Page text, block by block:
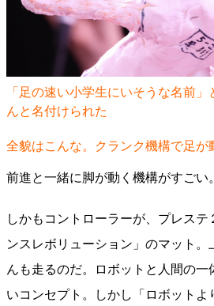
「足の速い小学生にいそうな名前」
んと名付けられた
全貌はこんな。クランク機構で足が
前進と一緒に脚が動く機構がすごい。
しかもコントローラーが、プレス
ンスレボリューション」のマット。
んも走るのだ。ロボットと人間の一
いコンセプト。しかし「ロボットよ